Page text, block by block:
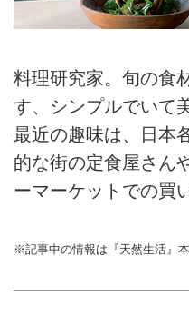
料理研究家。旬の食
す、シンプルでいて
最近の趣味は、日本
的な街の定食屋さん
ーマーケットでの買
※記事中の情報は『天然生活』